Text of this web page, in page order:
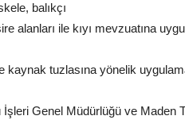
balıkçı
alanları ile kıyı mevzuatına
kaynak tuzlasına yönelik
Genel Müdürlüğü ve Maden